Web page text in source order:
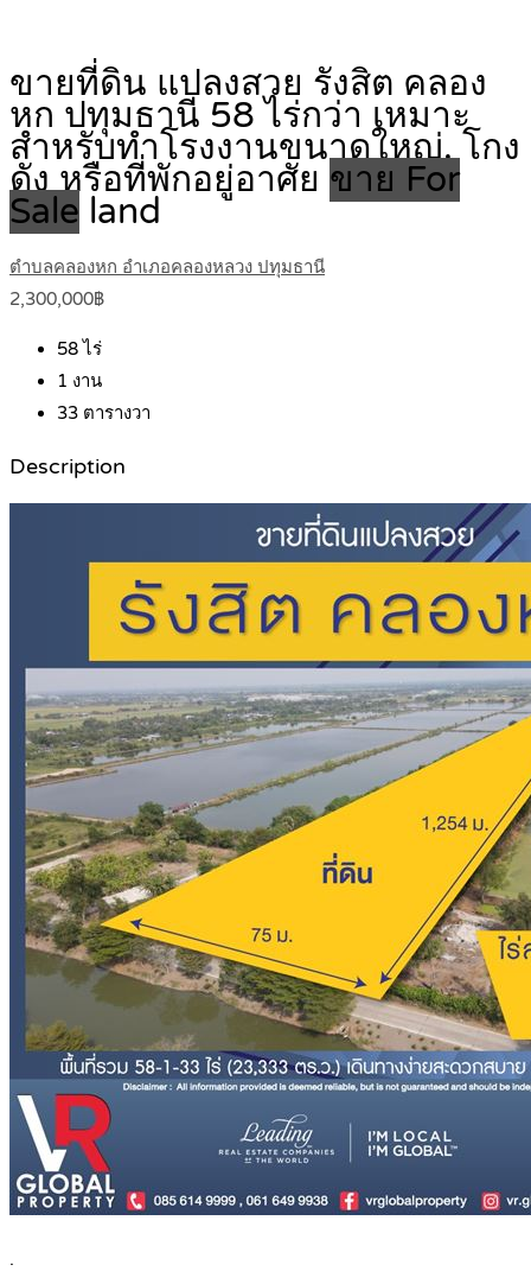
ขายที่ดิน แปลงสวย รังสิต คลอง
หก ปทุมธานี 58 ไร่กว่า เหมาะ
สำหรับทำโรงงานขนาดใหญ่, โกง
ดัง หรือที่พักอยู่อาศัย ขาย For
Sale land
ตำบลคลองหก อำเภอคลองหลวง ปทุมธานี
2,300,000฿
58ไร่
1 งาน
33 ตารางวา
Description
.